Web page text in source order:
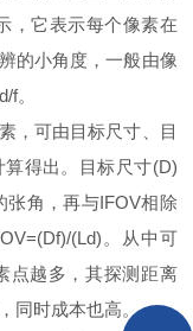
，它表示每个像素在
的小角度，一般由像
f。
可由目标尺寸、目
得出。目标尺寸(D)
张角，再与IFOV相除
(Ld)。从中可
点越多，其探测距离
同时成本也高。